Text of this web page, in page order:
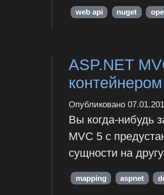
web api nuget
ASP.NET
Опубликовано
Вы когда-нибудь
MVC 5 c
сущности на
mapping aspnet